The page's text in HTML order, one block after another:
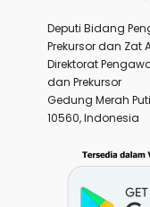
Deputi Bidang
Prekursor dan Zat
Direktorat
dan Prekursor
Gedung Merah
10560, Indonesia